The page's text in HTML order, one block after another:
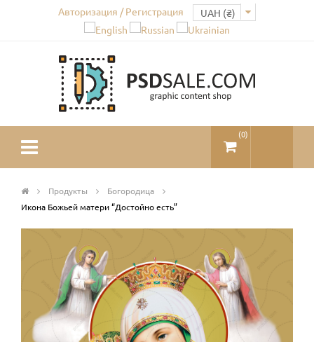
Авторизация / Регистрация
(0)
Продукты
Богородица
Икона Божьей матери “Достойно есть”